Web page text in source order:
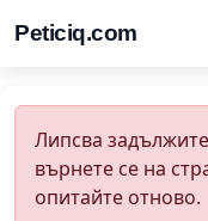
Peticiq.com
Липсва
върнете се на
опитайте отново.